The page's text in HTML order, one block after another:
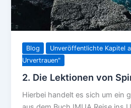
Blog
Unveröffentlichte Kapitel
Urvertrauen"
2. Die Lektionen von
Hierbei handelt es sich um ein